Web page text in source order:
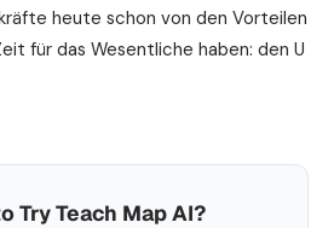
heute schon von den Vorteilen
für das Wesentliche haben: den U
Try Teach Map AI?